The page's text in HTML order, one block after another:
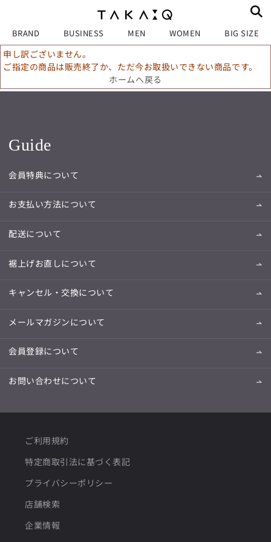
BRAND BUSINESS MEN WOMEN BIG SIZE
申し訳ございません。
ご指定の商品は販売終了か、ただ今お取扱いできない商品です。
ホームへ戻る
Guide
会員特典について
お支払い方法について
配送について
裾上げお直しについて
キャンセル・交換について
メールマガジンについて
会員登録について
お問い合わせについて
ご利用規約
特定商取引法に基づく表記
プライバシーポリシー
店舗検索
企業情報